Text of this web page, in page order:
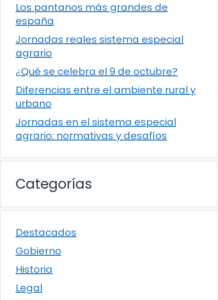
Los pantanos más grandes de
españa
Jornadas reales sistema especial
agrario
¿Qué se celebra el 9 de octubre?
Diferencias entre el ambiente rural y
urbano
Jornadas en el sistema especial
agrario: normativas y desafíos
Categorías
Destacados
Gobierno
Historia
Legal